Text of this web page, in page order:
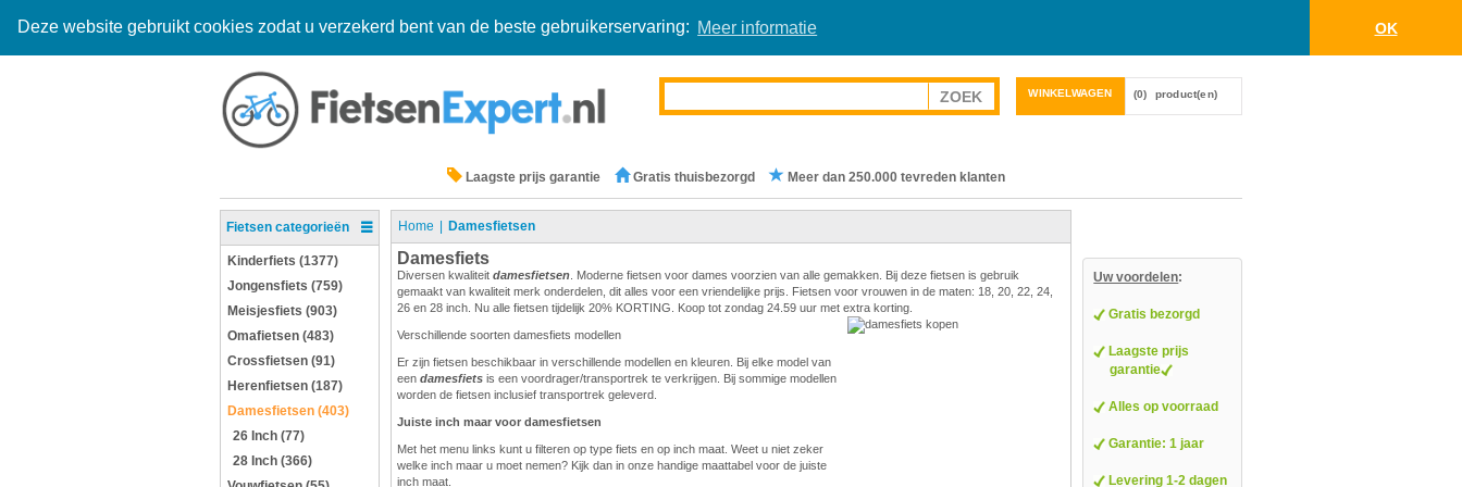
Deze website gebruikt cookies zodat u verzekerd bent van de beste gebruikerservaring: Meer informatie OK
WINKELWAGEN (0) product(en)
Laagste prijs garantie Gratis thuisbezorgd Meer dan 250.000 tevreden klanten
Fietsen categorieën
Kinderfiets (1377)
Jongensfiets (759)
Meisjesfiets (903)
Omafietsen (483)
Crossfietsen (91)
Herenfietsen (187)
Damesfietsen (403)
26 Inch (77)
28 Inch (366)
Home Damesfietsen
Damesfiets
Diversen kwaliteit damesfietsen. Moderne fietsen voor dames voorzien van alle gemakken. Bij deze fietsen is gebruik
gemaakt van kwaliteit merk onderdelen, dit alles voor een vriendelijke prijs. Fietsen voor vrouwen in de maten: 18, 20, 22, 24,
26 en 28 inch. Nu alle fietsen tijdelijk 20% KORTING. Koop tot zondag 24.59 uur met extra korting.
Verschillende soorten damesfiets modellen
Er zijn fietsen beschikbaar in verschillende modellen en kleuren. Bij elke model van
een damesfiets is een voordrager/transportrek te verkrijgen. Bij sommige modellen
worden de fietsen inclusief transportrek geleverd.
Juiste inch maar voor damesfietsen
Met het menu links kunt u filteren op type fiets en op inch maat. Weet u niet zeker
welke inch maar u moet nemen? Kijk dan in onze handige maattabel voor de juiste
inch maat.
Uw voordelen:
Gratis bezorgd
Laagste prijs
garantie
Alles op voorraad
Garantie: 1 jaar
Levering 1-2 dagen